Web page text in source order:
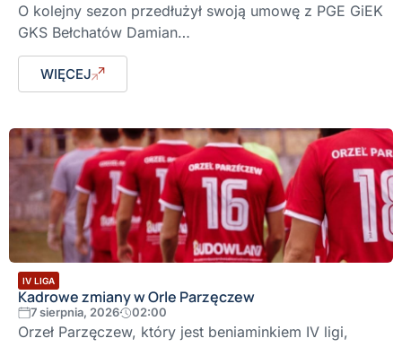
O kolejny sezon przedłużył swoją umowę z PGE GiEK
GKS Bełchatów Damian…
WIĘCEJ
IV LIGA
Kadrowe zmiany w Orle Parzęczew
7 sierpnia, 2026 02:00
Orzeł Parzęczew, który jest beniaminkiem IV ligi,